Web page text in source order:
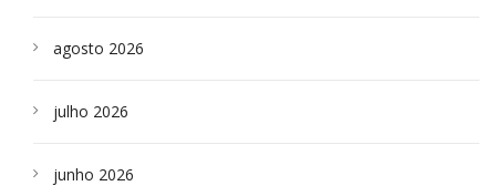
agosto 2026
julho 2026
junho 2026